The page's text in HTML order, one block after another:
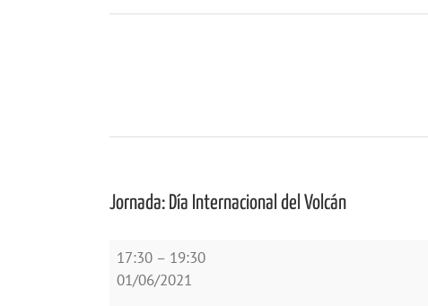
Jornada: Día Internacional del Volcán
Jornada:
Día
17:30 – 19:30
01/06/2021